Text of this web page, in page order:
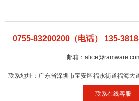
0755-83200200（电话） 135-
邮箱：
联系地址：广东省深圳市宝安区福永街道福海大
联系在线客服